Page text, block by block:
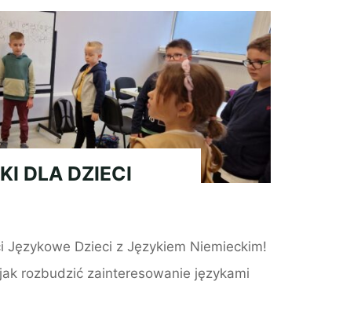
DLA DZIECI
Językowe Dzieci z Językiem Niemieckim!
rozbudzić zainteresowanie językami